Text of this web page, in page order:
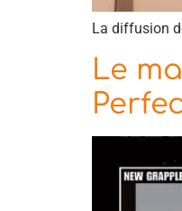
La diffusion
Le